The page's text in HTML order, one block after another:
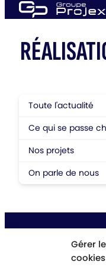
Gérer
cookies
Aller
au
contenu
Projex
Toute l'actualité
Ce qui se passe
Nos projets
On parle de nous